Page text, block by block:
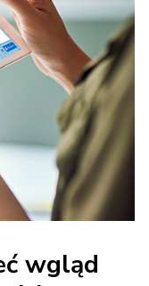
wgląd